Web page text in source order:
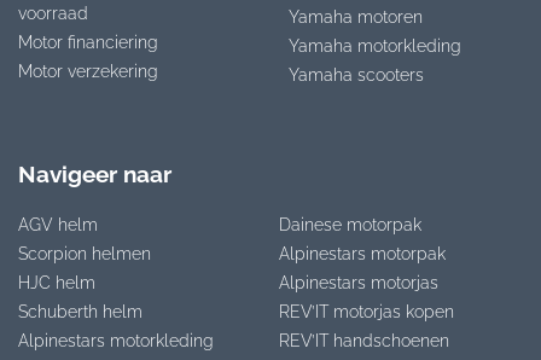
voorraad
Motor financiering
Motor verzekering
Yamaha motoren
Yamaha motorkleding
Yamaha scooters
Navigeer naar
AGV helm
Scorpion helmen
HJC helm
Schuberth helm
Alpinestars motorkleding
Dainese motorpak
Alpinestars motorpak
Alpinestars motorjas
REV’IT motorjas kopen
REV’IT handschoenen